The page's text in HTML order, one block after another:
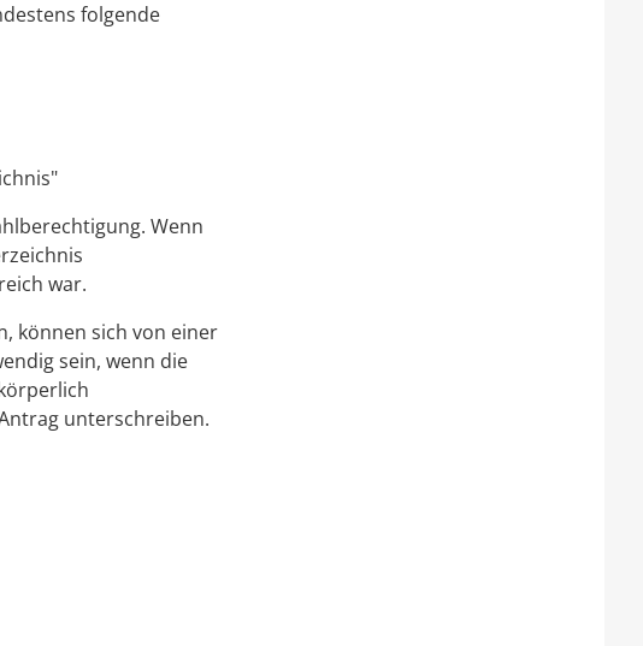
folgende
Wenn
war.
können sich von einer
sein, wenn die
unterschreiben.